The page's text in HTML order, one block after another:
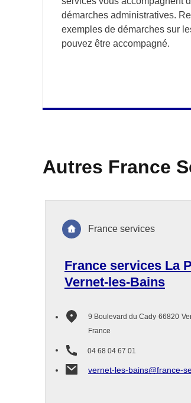
démarches administratives.
exemples de démarches sur
pouvez être accompagné.
Autres France
France services La
Vernet-les-Bains
9 Boulevard du Cady 66820
France
04 68 04 67 01
vernet-les-bains@france-
France services